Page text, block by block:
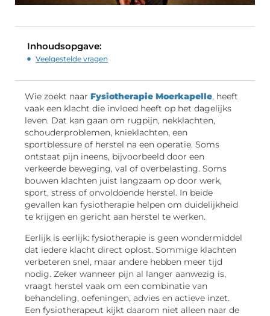
Inhoudsopgave:
Veelgestelde vragen
Wie zoekt naar Fysiotherapie Moerkapelle, heeft
vaak een klacht die invloed heeft op het dagelijks
leven. Dat kan gaan om rugpijn, nekklachten,
schouderproblemen, knieklachten, een
sportblessure of herstel na een operatie. Soms
ontstaat pijn ineens, bijvoorbeeld door een
verkeerde beweging, val of overbelasting. Soms
bouwen klachten juist langzaam op door werk,
sport, stress of onvoldoende herstel. In beide
gevallen kan fysiotherapie helpen om duidelijkheid
te krijgen en gericht aan herstel te werken.
Eerlijk is eerlijk: fysiotherapie is geen wondermiddel
dat iedere klacht direct oplost. Sommige klachten
verbeteren snel, maar andere hebben meer tijd
nodig. Zeker wanneer pijn al langer aanwezig is,
vraagt herstel vaak om een combinatie van
behandeling, oefeningen, advies en actieve inzet.
Een fysiotherapeut kijkt daarom niet alleen naar de